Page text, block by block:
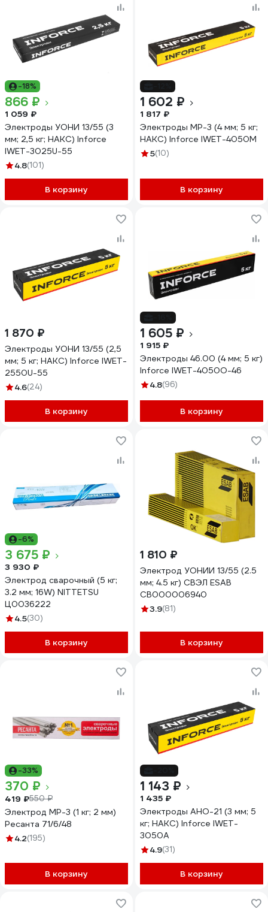
-18%
866 ₽
1 059 ₽
Электроды УОНИ 13/55 (3
мм; 2,5 кг; НАКС) Inforce
IWET-3025U-55
4.8(101)
В корзину
1 602 ₽
1 817 ₽
Электроды МР-3 (4 мм; 5 кг;
НАКС) Inforce IWET-4050M
5(10)
В корзину
1 870 ₽
Электроды УОНИ 13/55 (2,5
мм; 5 кг; НАКС) Inforce IWET-
2550U-55
4.6(24)
В корзину
1 605 ₽
1 915 ₽
Электроды 46.00 (4 мм; 5 кг)
Inforce IWET-4050O-46
4.8(96)
В корзину
-6%
3 675 ₽
3 930 ₽
Электрод сварочный (5 кг;
3.2 мм; 16W) NITTETSU
Ц0036222
4.5(30)
В корзину
1 810 ₽
Электрод УОНИИ 13/55 (2.5
мм; 4.5 кг) СВЭЛ ESAB
СВ000006940
3.9(81)
В корзину
-33%
370 ₽
419 ₽550 ₽
Электрод МР-3 (1 кг; 2 мм)
Ресанта 71/6/48
4.2(195)
В корзину
1 143 ₽
1 435 ₽
Электроды АНО-21 (3 мм; 5
кг; НАКС) Inforce IWET-
3050A
4.9(31)
В корзину